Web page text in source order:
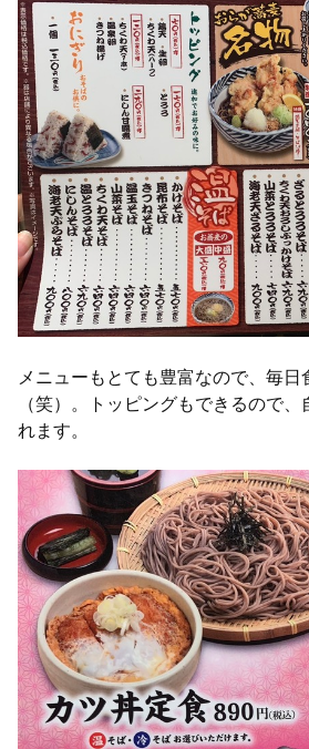
メニューもとても豊富なので、毎日
（笑）。トッピングもできるので
れます。